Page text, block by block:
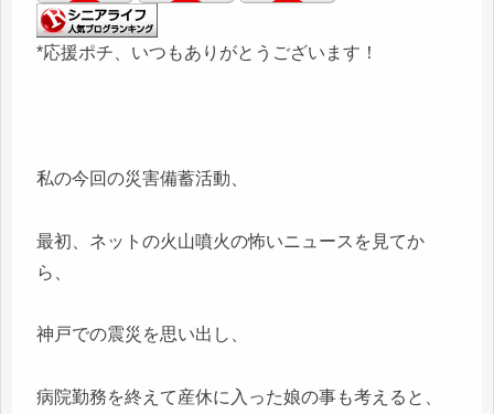
*応援ポチ、いつもありがとうございます！
私の今回の災害備蓄活動、
最初、ネットの火山噴火の怖いニュースを見てか
ら、
神戸での震災を思い出し、
病院勤務を終えて産休に入った娘の事も考えると、